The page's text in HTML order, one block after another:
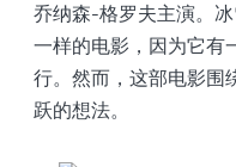
乔纳森-格罗夫主演。
一样的电影，因为它有
行。然而，这部电影围
跃的想法。